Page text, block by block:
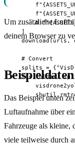
#
  ]
download(urls,
  # Convert
splits =
for folder,
Um zusätzliche
deinem Browser zu
Das Beispiel unten
Luftaufnahme über
Fahrzeuge als kleine,
viele teilweise durch